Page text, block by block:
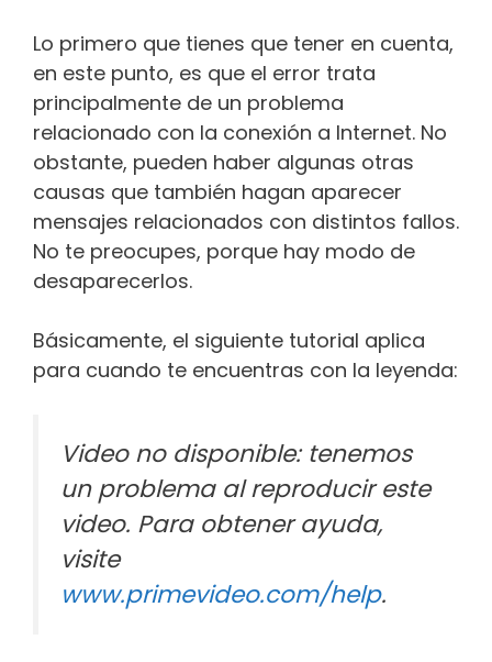
Lo primero que tienes que tener en cuenta,
en este punto, es que el error trata
principalmente de un problema
relacionado con la conexión a Internet. No
obstante, pueden haber algunas otras
causas que también hagan aparecer
mensajes relacionados con distintos fallos.
No te preocupes, porque hay modo de
desaparecerlos.
Básicamente, el siguiente tutorial aplica
para cuando te encuentras con la leyenda:
Video no disponible: tenemos
un problema al reproducir este
video. Para obtener ayuda,
visite
www.primevideo.com/help.